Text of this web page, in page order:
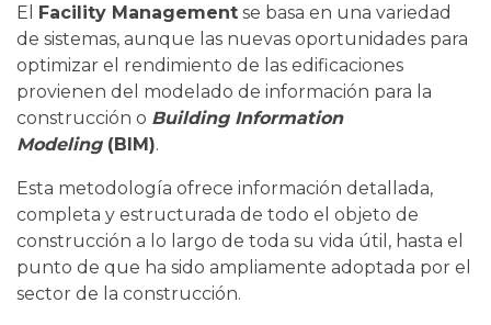
El Facility Management se basa en una variedad
de sistemas, aunque las nuevas oportunidades para
optimizar el rendimiento de las edificaciones
provienen del modelado de información para la
construcción o Building Information
Modeling(BIM).
Esta metodología ofrece información detallada,
completa y estructurada de todo el objeto de
construcción a lo largo de toda su vida útil, hasta el
punto de que ha sido ampliamente adoptada por el
sector de la construcción.